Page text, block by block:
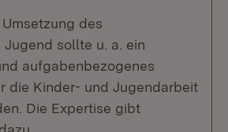
des
sollte u. a. ein
aufgabenbezogenes
die Kinder- und Jugendarbeit
Die Expertise gibt